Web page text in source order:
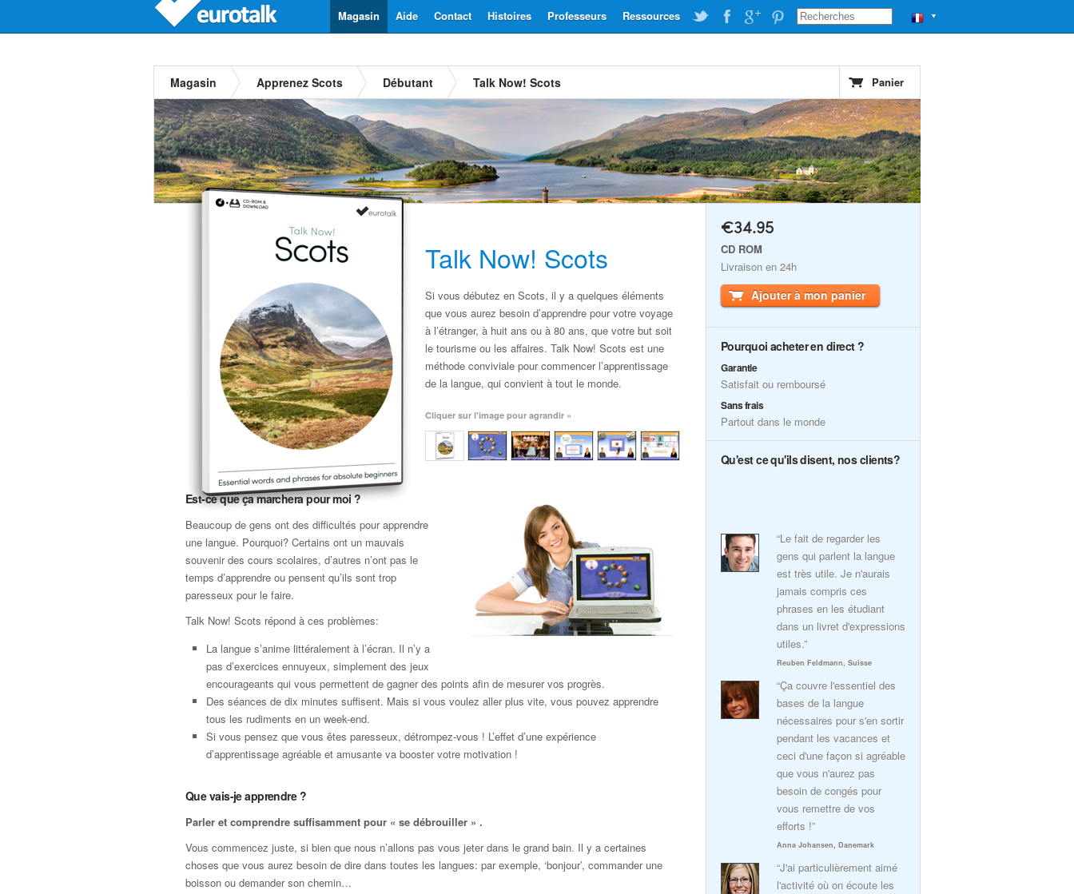
▼
Ressources
Professeurs
Histoires
Contact
Aide
Magasin
Magasin Apprenez Scots Débutant Talk Now! Scots Panier
Talk Now! Scots
Si vous débutez en Scots, il y a quelques éléments
que vous aurez besoin d’apprendre pour votre voyage
à l’étranger, à huit ans ou à 80 ans, que votre but soit
le tourisme ou les affaires. Talk Now! Scots est une
méthode conviviale pour commencer l’apprentissage
de la langue, qui convient à tout le monde.
Cliquer sur l'image pour agrandir »
Est-ce que ça marchera pour moi ?
Beaucoup de gens ont des difficultés pour apprendre
une langue. Pourquoi? Certains ont un mauvais
souvenir des cours scolaires, d’autres n’ont pas le
temps d’apprendre ou pensent qu’ils sont trop
paresseux pour le faire.
Talk Now! Scots répond à ces problèmes:
La langue s’anime littéralement à l’écran. Il n’y a
pas d’exercices ennuyeux, simplement des jeux
encourageants qui vous permettent de gagner des points afin de mesurer vos progrès.
Des séances de dix minutes suffisent. Mais si vous voulez aller plus vite, vous pouvez apprendre
tous les rudiments en un week-end.
Si vous pensez que vous êtes paresseux, détrompez-vous ! L’effet d’une expérience
d’apprentissage agréable et amusante va booster votre motivation !
Que vais-je apprendre ?
Parler et comprendre suffisamment pour « se débrouiller » .
Vous commencez juste, si bien que nous n’allons pas vous jeter dans le grand bain. Il y a certaines
choses que vous aurez besoin de dire dans toutes les langues: par exemple, ‘bonjour’, commander une
boisson ou demander son chemin…
€34.95
CD ROM
Livraison en 24h
Ajouter à mon panier
Pourquoi acheter en direct ?
Garantie
Satisfait ou remboursé
Sans frais
Partout dans le monde
Qu'est ce qu'ils disent, nos clients?
“Le fait de regarder les
gens qui parlent la langue
est très utile. Je n'aurais
jamais compris ces
phrases en les étudiant
dans un livret d'expressions
utiles.”
Reuben Feldmann, Suisse
“Ça couvre l'essentiel des
bases de la langue
nécessaires pour s'en sortir
pendant les vacances et
ceci d'une façon si agréable
que vous n'aurez pas
besoin de congés pour
vous remettre de vos
efforts !”
Anna Johansen, Danemark
“J'ai particulièrement aimé
l'activité où on écoute les